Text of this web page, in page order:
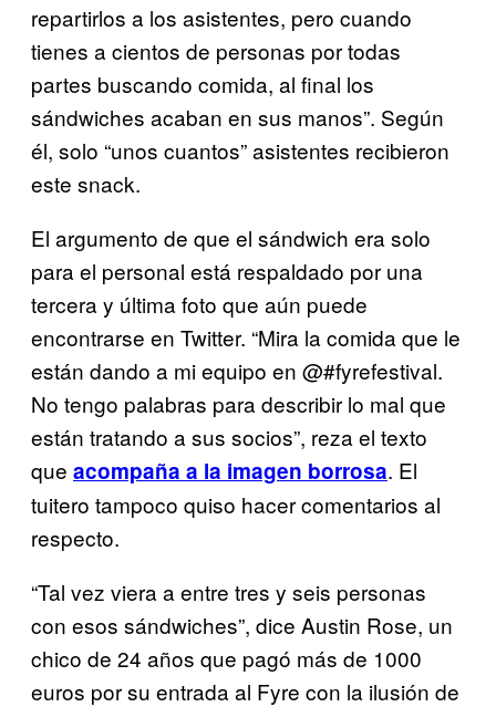
repartirlos a los asistentes, pero cuando
tienes a cientos de personas por todas
partes buscando comida, al final los
sándwiches acaban en sus manos”. Según
él, solo “unos cuantos” asistentes recibieron
este snack.
El argumento de que el sándwich era solo
para el personal está respaldado por una
tercera y última foto que aún puede
encontrarse en Twitter. “Mira la comida que le
están dando a mi equipo en @#fyrefestival.
No tengo palabras para describir lo mal que
están tratando a sus socios”, reza el texto
que acompaña a la imagen borrosa. El
tuitero tampoco quiso hacer comentarios al
respecto.
“Tal vez viera a entre tres y seis personas
con esos sándwiches”, dice Austin Rose, un
chico de 24 años que pagó más de 1000
euros por su entrada al Fyre con la ilusión de